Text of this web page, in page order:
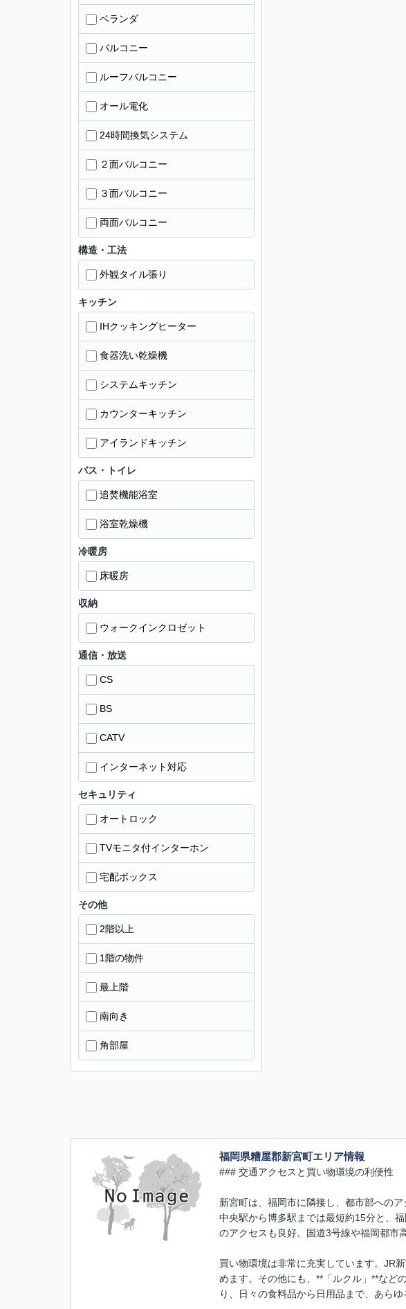
ベランダ
バルコニー
ルーフバルコニー
オール電化
24時間換気システム
２面バルコニー
３面バルコニー
両面バルコニー
構造・工法
外観タイル張り
キッチン
IHクッキングヒーター
食器洗い乾燥機
システムキッチン
カウンターキッチン
アイランドキッチン
バス・トイレ
追焚機能浴室
浴室乾燥機
冷暖房
床暖房
収納
ウォークインクロゼット
通信・放送
CS
BS
CATV
インターネット対応
セキュリティ
オートロック
TVモニタ付インターホン
宅配ボックス
その他
2階以上
1階の物件
最上階
南向き
角部屋
福岡県糟屋郡新宮町エリア情報
### 交通アクセスと買い物環境の利便性
新宮町は、福岡市に隣接し、都市部への
中央駅から博多駅までは最短約15分と、
のアクセスも良好。国道3号線や福岡都市
買い物環境は非常に充実しています。JR
めます。その他にも、**「ルクル」**など
り、日々の食料品から日用品まで、あら